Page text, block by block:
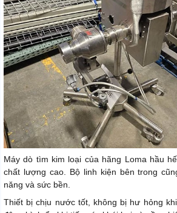
Máy dò tìm kim loại của hãng Loma hầu
chất lượng cao. Bộ linh kiện bên trong
năng và sức bền.
Thiết bị chịu nước tốt, không bị hư hỏng